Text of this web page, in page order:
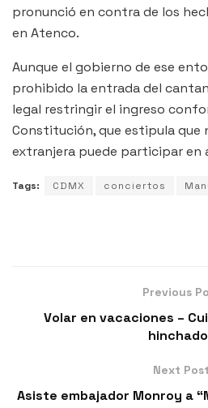
pronunció en contra de los
en Atenco.
Aunque el gobierno de ese
prohibido la entrada del
legal restringir el ingreso
Constitución, que estipula que
extranjera puede participar en
Tags: CDMX conciertos
Previous
Volar en vacaciones –
Next Post
Asiste embajador Monroy a